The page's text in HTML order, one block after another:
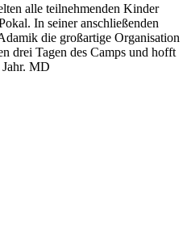
alle teilnehmenden Kinder
In seiner anschließenden
die großartige Organisation
drei Tagen des Camps und hofft
Jahr. MD